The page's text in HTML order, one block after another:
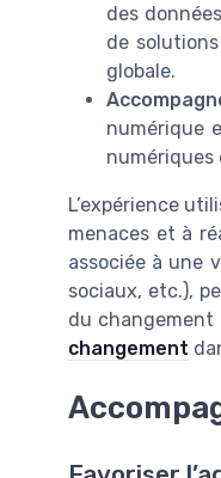
des
de
globale.
numérique
numériques
L’expérience
menaces et à
associée à une
sociaux, etc.),
du
changement